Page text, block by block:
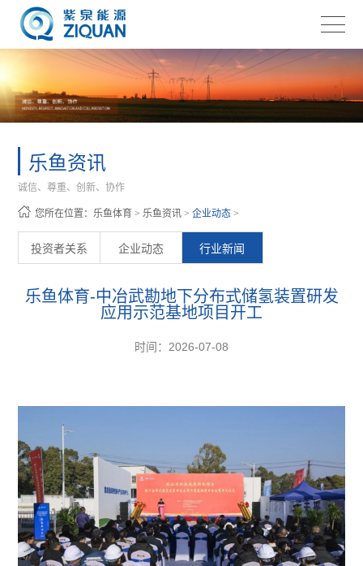
乐鱼资讯
诚信、尊重、创新、协作
您所在位置：乐鱼体育 >乐鱼资讯 >企业动态 >
投资者关系 企业动态 行业新闻
乐鱼体育-中冶武勘地下分布式储氢装置研发
应用示范基地项目开工
时间：2026-07-08